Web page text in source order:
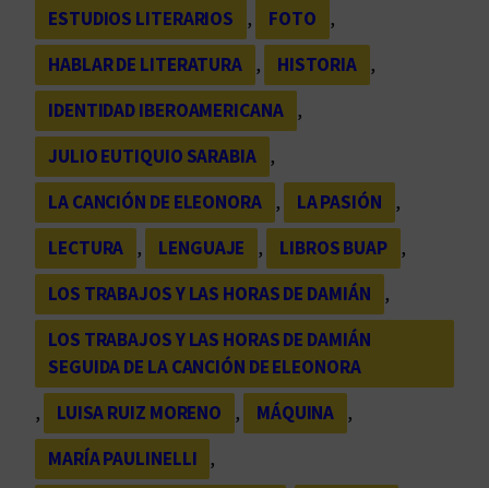
ESTUDIOS LITERARIOS
, FOTO
,
HABLAR DE LITERATURA
, HISTORIA
,
IDENTIDAD IBEROAMERICANA
,
JULIO EUTIQUIO SARABIA
,
LA CANCIÓN DE ELEONORA
, LA PASIÓN
,
LECTURA
, LENGUAJE , LIBROS BUAP
,
LOS TRABAJOS Y LAS HORAS DE DAMIÁN
,
LOS TRABAJOS Y LAS HORAS DE DAMIÁN
SEGUIDA DE LA CANCIÓN DE ELEONORA
,
LUISA RUIZ MORENO , MÁQUINA
,
MARÍA PAULINELLI
,